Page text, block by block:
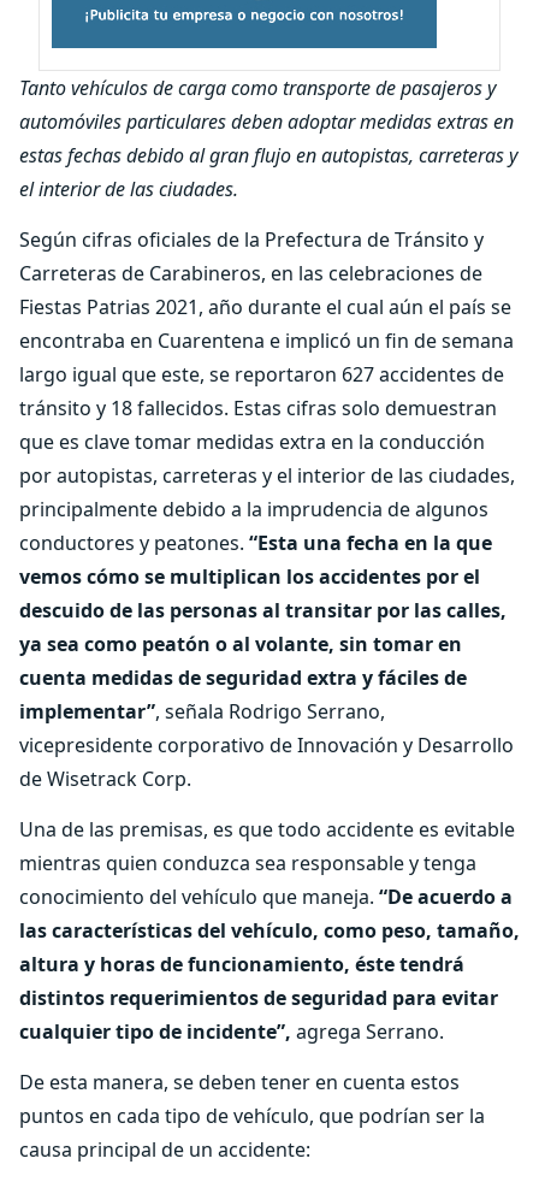
Tanto vehículos de carga como transporte de pasajeros y
automóviles particulares deben adoptar medidas extras en
estas fechas debido al gran flujo en autopistas, carreteras y
el interior de las ciudades.
Según cifras oficiales de la Prefectura de Tránsito y
Carreteras de Carabineros, en las celebraciones de
Fiestas Patrias 2021, año durante el cual aún el país se
encontraba en Cuarentena e implicó un fin de semana
largo igual que este, se reportaron 627 accidentes de
tránsito y 18 fallecidos. Estas cifras solo demuestran
que es clave tomar medidas extra en la conducción
por autopistas, carreteras y el interior de las ciudades,
principalmente debido a la imprudencia de algunos
conductores y peatones. “Esta una fecha en la que
vemos cómo se multiplican los accidentes por el
descuido de las personas al transitar por las calles,
ya sea como peatón o al volante, sin tomar en
cuenta medidas de seguridad extra y fáciles de
implementar”, señala Rodrigo Serrano,
vicepresidente corporativo de Innovación y Desarrollo
de Wisetrack Corp.
Una de las premisas, es que todo accidente es evitable
mientras quien conduzca sea responsable y tenga
conocimiento del vehículo que maneja. “De acuerdo a
las características del vehículo, como peso, tamaño,
altura y horas de funcionamiento, éste tendrá
distintos requerimientos de seguridad para evitar
cualquier tipo de incidente”, agrega Serrano.
De esta manera, se deben tener en cuenta estos
puntos en cada tipo de vehículo, que podrían ser la
causa principal de un accidente: